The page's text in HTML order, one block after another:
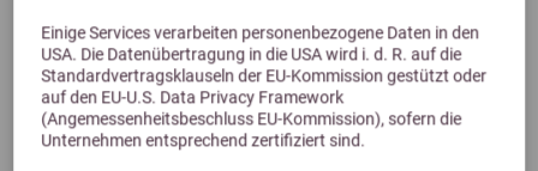
Einige Services verarbeiten personenbezogene Daten in den
USA. Die Datenübertragung in die USA wird i. d. R. auf die
Standardvertragsklauseln der EU-Kommission gestützt oder
auf den EU-U.S. Data Privacy Framework
(Angemessenheitsbeschluss EU-Kommission), sofern die
Unternehmen entsprechend zertifiziert sind.
Alternative Produkte